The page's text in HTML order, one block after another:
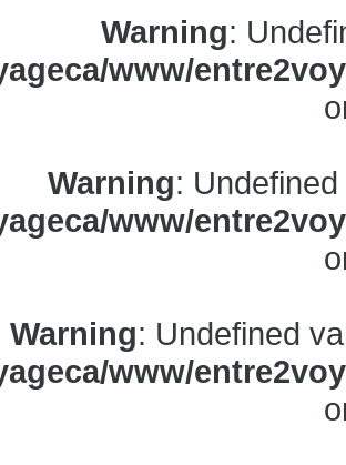
Warning:
www/
Warning:
www/
Warning: Undefined
www/